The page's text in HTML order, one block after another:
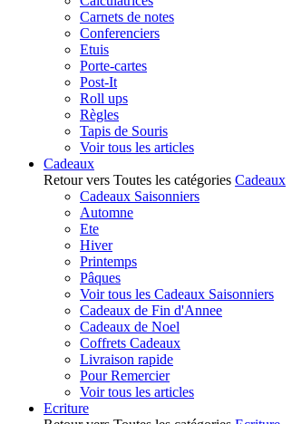
Carnets de notes
Conferenciers
Etuis
Porte-cartes
Post-It
Roll ups
Règles
Tapis de Souris
Voir tous les articles
Cadeaux
Retour vers Toutes les catégories Cadeaux
Cadeaux Saisonniers
Automne
Ete
Hiver
Printemps
Pâques
Voir tous les Cadeaux Saisonniers
Cadeaux de Fin d'Annee
Cadeaux de Noel
Coffrets Cadeaux
Livraison rapide
Pour Remercier
Voir tous les articles
Ecriture